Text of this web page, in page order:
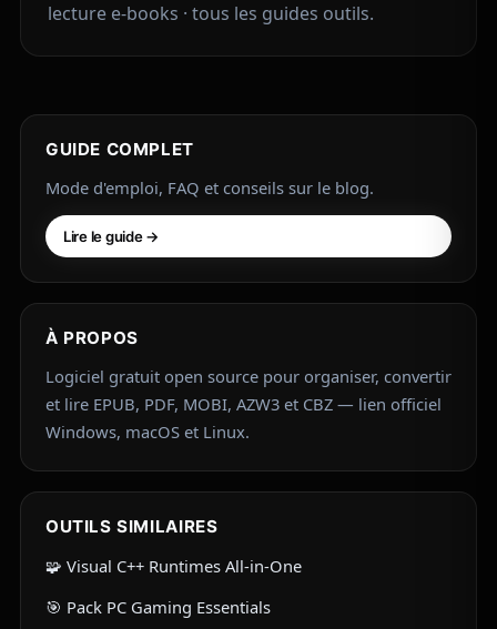
lecture e-books · tous les guides outils.
GUIDE COMPLET
Mode d'emploi, FAQ et conseils sur le blog.
Lire le guide →
À PROPOS
Logiciel gratuit open source pour organiser, convertir
et lire EPUB, PDF, MOBI, AZW3 et CBZ — lien officiel
Windows, macOS et Linux.
OUTILS SIMILAIRES
🧩 Visual C++ Runtimes All-in-One
🎯 Pack PC Gaming Essentials